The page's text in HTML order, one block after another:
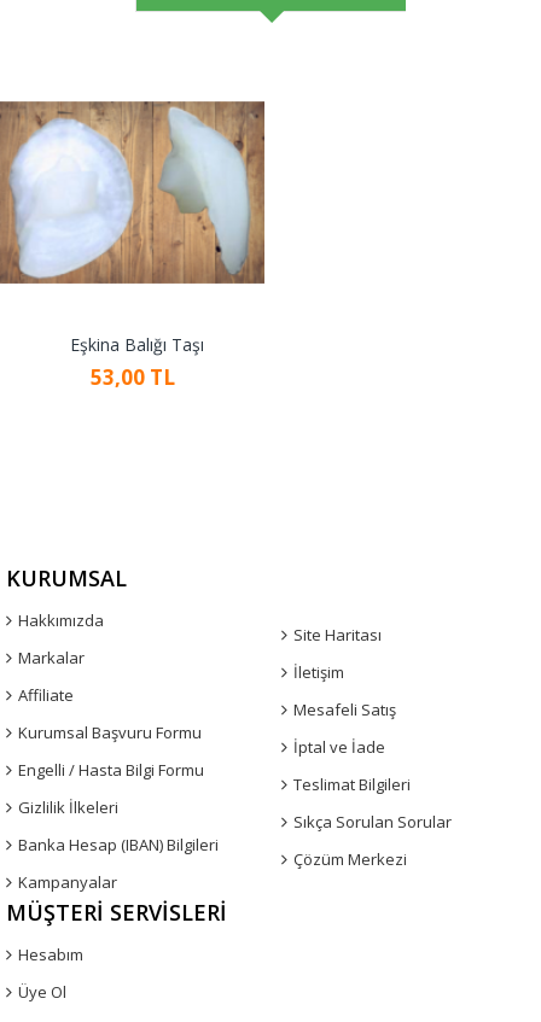
Eşkina Balığı Taşı
53,00 TL
KURUMSAL
Hakkımızda
Markalar
Affiliate
Kurumsal Başvuru Formu
Engelli / Hasta Bilgi Formu
Gizlilik İlkeleri
Banka Hesap (IBAN) Bilgileri
Kampanyalar
Site Haritası
İletişim
Mesafeli Satış
İptal ve İade
Teslimat Bilgileri
Sıkça Sorulan Sorular
Çözüm Merkezi
MÜŞTERI SERVISLERI
Hesabım
Üye Ol